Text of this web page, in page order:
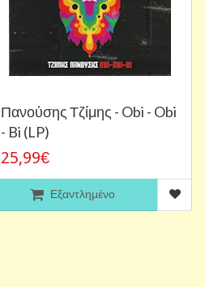
Πανούσης Τζίμης - Obi - Obi
- Bi (LP)
25,99€
Εξαντλημένο